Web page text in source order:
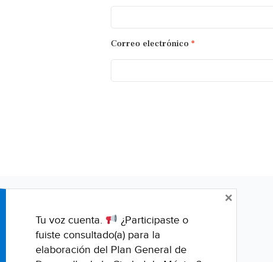
Correo electrónico *
Tu voz cuenta.
¿Participaste o
fuiste consultado(a) para la
elaboración del Plan General de
×